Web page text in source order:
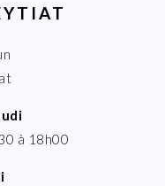
à 18h00